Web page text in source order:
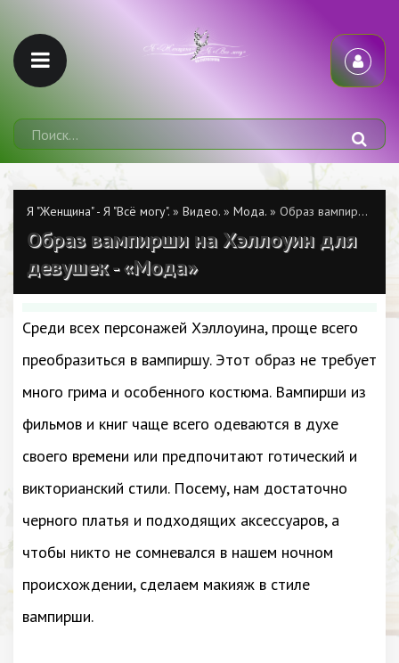
Я "Женщина" - Я "Всё могу". » Видео. » Мода. » Образ вампирши на Хэллоуин для девушек - «Мода»
Образ вампирши на Хэллоуин для
девушек - «Мода»
Среди всех персонажей Хэллоуина, проще всего
преобразиться в вампиршу. Этот образ не требует
много грима и особенного костюма. Вампирши из
фильмов и книг чаще всего одеваются в духе
своего времени или предпочитают готический и
викторианский стили. Посему, нам достаточно
черного платья и подходящих аксессуаров, а
чтобы никто не сомневался в нашем ночном
происхождении, сделаем макияж в стиле
вампирши.